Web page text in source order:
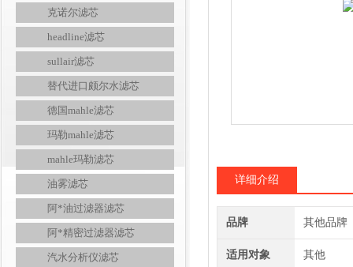
克诺尔滤芯
headline滤芯
sullair滤芯
替代进口颇尔水滤芯
德国mahle滤芯
玛勒mahle滤芯
mahle玛勒滤芯
油雾滤芯
阿*油过滤器滤芯
阿*精密过滤器滤芯
汽水分析仪滤芯
详细介绍
品牌 其他品牌
适用对象 其他